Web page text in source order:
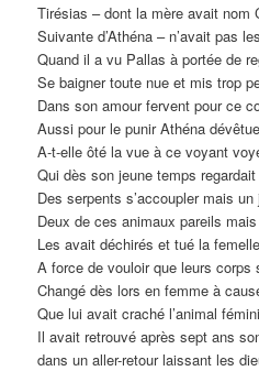
Tirésias – dont la mère avait nom
Suivante d’Athéna – n’avait pas
Quand il a vu Pallas à portée de
Se baigner toute nue et mis trop
Dans son amour fervent pour ce
Aussi pour le punir Athéna dévêtue
A-t-elle ôté la vue à ce voyant
Qui dès son jeune temps
Des serpents s’accoupler mais
Deux de ces animaux pareils
Les avait déchirés et tué la femelle
A force de vouloir que leurs corps
Changé dès lors en femme à
Que lui avait craché l’animal
Il avait retrouvé après sept ans
dans un aller-retour laissant les